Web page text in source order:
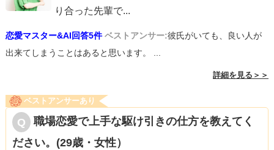
り合った先輩で...
恋愛マスター&AI回答5件 ベストアンサー:彼氏がいても、良い人が
出来てしまうことはあると思います。 ...
詳細を見る＞＞
ベストアンサーあり
職場恋愛で上手な駆け引きの仕方を教えてく
ださい。(29歳・女性）